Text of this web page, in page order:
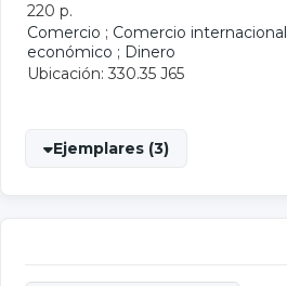
220 p.
Comercio ; Comercio internacional
económico ; Dinero
Ubicación: 330.35 J65
Ejemplares (3)